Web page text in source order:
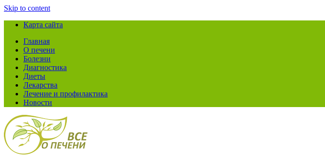
Skip to content
Карта сайта
Главная
О печени
Болезни
Диагностика
Диеты
Лекарства
Лечение и профилактика
Новости